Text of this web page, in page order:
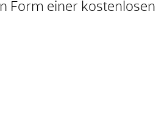
Form einer